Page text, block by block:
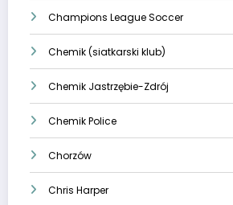
Champions League Soccer
Chemik (siatkarski klub)
Chemik Jastrzębie-Zdrój
Chemik Police
Chorzów
Chris Harper